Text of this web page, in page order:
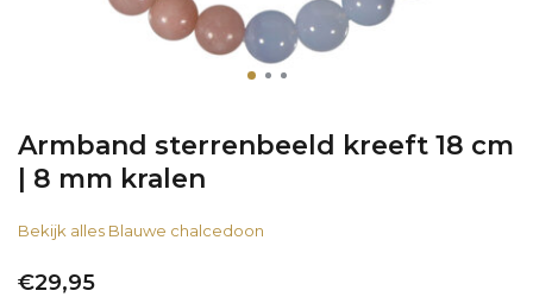
Armband sterrenbeeld kreeft 18 cm
| 8 mm kralen
Bekijk alles Blauwe chalcedoon
€29,95